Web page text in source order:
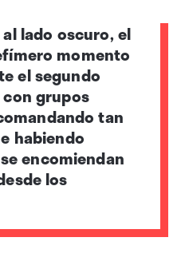
lado oscuro, el
momento
el segundo
grupos
tan
habiendo
encomiendan
los